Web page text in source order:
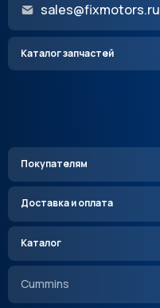
sales@fixmotors.ru
Каталог запчастей
Покупателям
Доставка и оплата
Каталог
Cummins